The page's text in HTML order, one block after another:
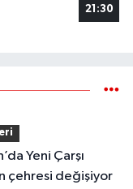
21:30
çehresi değişiyor